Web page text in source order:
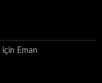
için Eman